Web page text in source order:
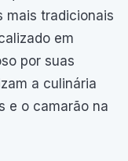
mais tradicionais
em
por suas
a culinária
e o camarão na